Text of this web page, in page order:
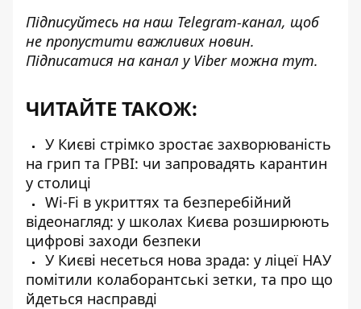
Підписуйтесь на наш Telegram-канал, щоб
не пропустити важливих новин.
Підписатися на канал у Viber можна тут.
ЧИТАЙТЕ ТАКОЖ:
У Києві стрімко зростає захворюваність
на грип та ГРВІ: чи запровадять карантин
у столиці
Wi-Fi в укриттях та безперебійний
відеонагляд: у школах Києва розширюють
цифрові заходи безпеки
У Києві несеться нова зрада: у ліцеї НАУ
помітили колаборантські зетки, та про що
йдеться насправді